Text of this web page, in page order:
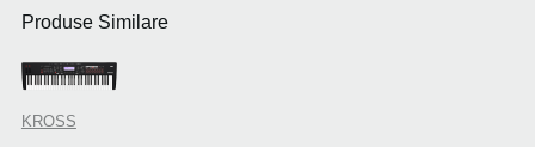
Produse Similare
KROSS